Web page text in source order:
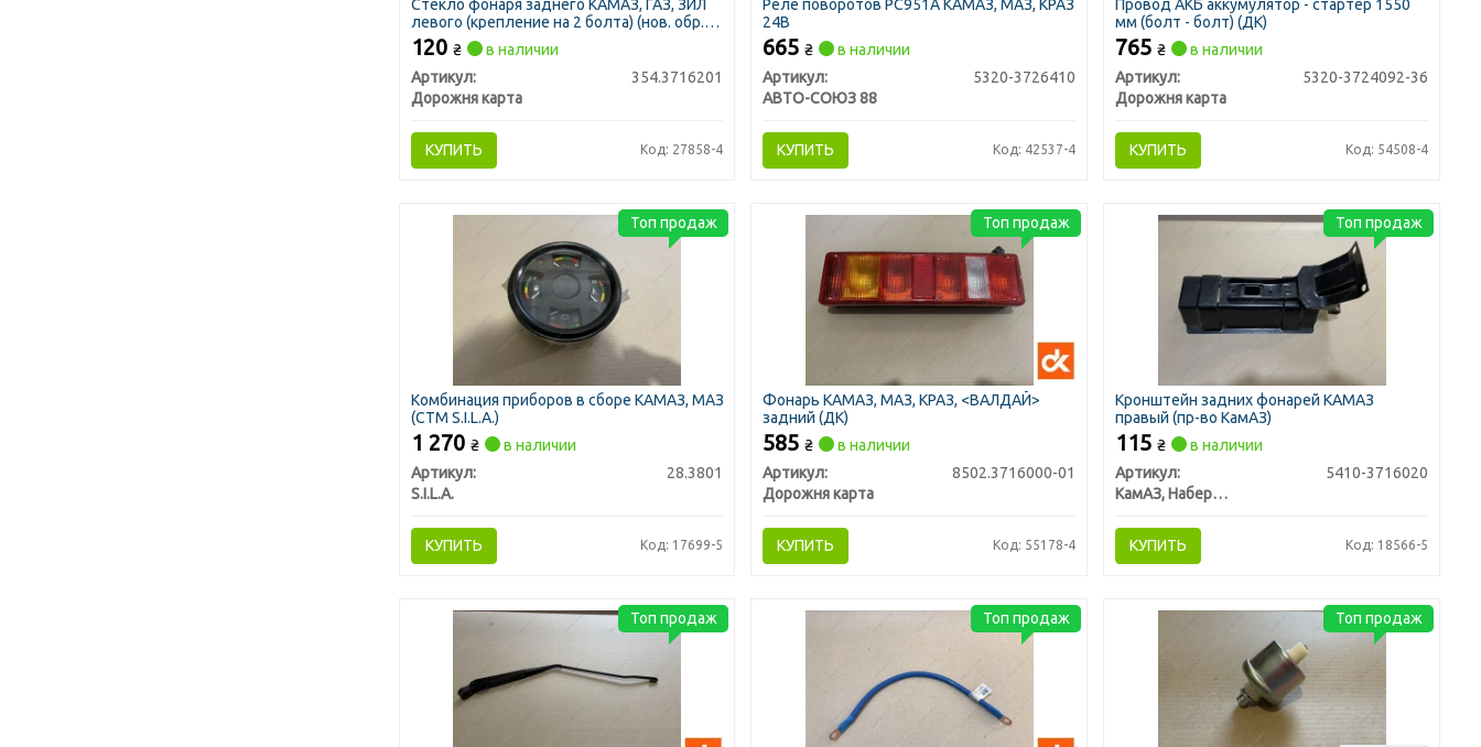
Стекло фонаря заднего КАМАЗ, ГАЗ, ЗИЛ
левого (крепление на 2 болта) (нов. обр.)
(ДК)
120 ₴
в наличии
Артикул:
354.3716201
Дорожня карта
КУПИТЬ Код: 27858-4
Реле поворотов РС951А КАМАЗ, МАЗ, КРАЗ
24В
665₴
в наличии
Артикул:
5320-3726410
АВТО-СОЮЗ 88
КУПИТЬ Код: 42537-4
Провод АКБ аккумулятор - стартер 1550
мм (болт - болт) (ДК)
765₴
в наличии
Артикул:
5320-3724092-36
Дорожня карта
КУПИТЬ Код: 54508-4
Комбинация приборов в сборе КАМАЗ, МАЗ
(СТМ S.I.L.A.)
1 270 ₴
в наличии
Артикул:
28.3801
S.I.L.A.
КУПИТЬ Код: 17699-5
Топ продаж
Фонарь КАМАЗ, МАЗ, КРАЗ, <ВАЛДАЙ>
задний (ДК)
585₴
в наличии
Артикул:
8502.3716000-01
Дорожня карта
КУПИТЬ Код: 55178-4
Топ продаж
Кронштейн задних фонарей КАМАЗ
правый (пр-во КамАЗ)
115₴
в наличии
Артикул:
5410-3716020
КамАЗ, Набережные Челны
КУПИТЬ Код: 18566-5
Топ продаж
Топ продаж Топ продаж Топ продаж